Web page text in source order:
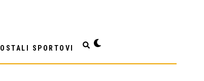
OSTALI SPORTOVI